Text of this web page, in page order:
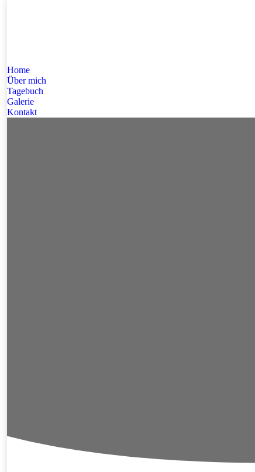
Home
Über mich
Tagebuch
Galerie
Kontakt